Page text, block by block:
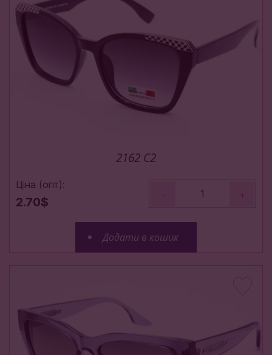
2162 C2
Ціна (опт):
2.70$
- +
Додати в кошик